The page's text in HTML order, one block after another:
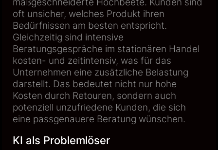
oft unsicher, welches Produkt ihren
Bedürfnissen am besten entspricht.
Gleichzeitig sind intensive
Beratungsgespräche im stationären Handel
kosten- und zeitintensiv, was für das
Unternehmen eine zusätzliche Belastung
darstellt. Das bedeutet nicht nur hohe
Kosten durch Retouren, sondern auch
potenziell unzufriedene Kunden, die sich
eine passgenauere Beratung wünschen.
KI als Problemlöser